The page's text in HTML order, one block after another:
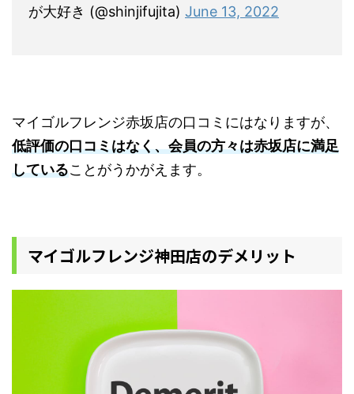
が大好き (@shinjifujita) June 13, 2022
マイゴルフレンジ赤坂店の口コミにはなりますが、
低評価の口コミはなく、会員の方々は赤坂店に満足
していることがうかがえます。
マイゴルフレンジ神田店のデメリット